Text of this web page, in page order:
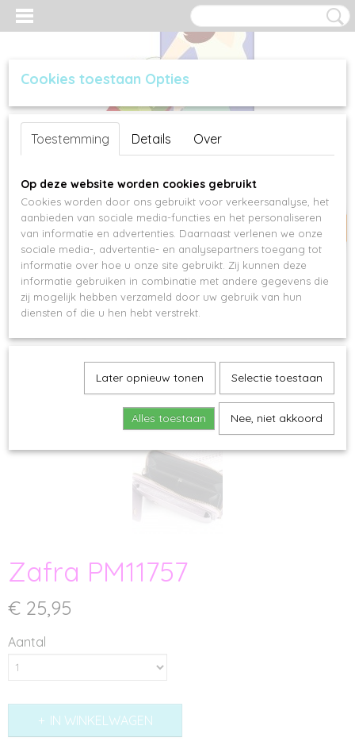
Inloggen Registreren
Zafra PM11757
€ 25,95
Aantal
IN WINKELWAGEN
Cookies toestaan Opties
Toestemming Details Over
Op deze website worden cookies gebruikt
Cookies worden door ons gebruikt voor verkeersanalyse, het
aanbieden van sociale media-functies en het personaliseren
van informatie en advertenties. Daarnaast verlenen we onze
sociale media-, advertentie- en analysepartners toegang tot
informatie over hoe u onze site gebruikt. Zij kunnen deze
informatie gebruiken in combinatie met andere gegevens die
zij mogelijk hebben verzameld door uw gebruik van hun
diensten of die u hen hebt verstrekt.
Later opnieuw tonen Selectie toestaan
Alles toestaan Nee, niet akkoord